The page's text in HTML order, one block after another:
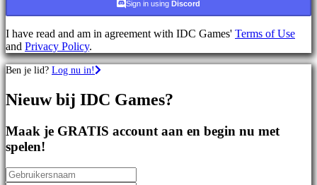
Puzzle
games
Fighting
games
Demo's
Gemeenschap
Gameplay
In-
game
evenementen
Sign in using Discord
I have read and am in agreement with IDC Games' Terms of Use
and Privacy Policy.
Ben je lid? Log nu in!
Nieuw bij IDC Games?
Maak je GRATIS account aan en begin nu met
spelen!